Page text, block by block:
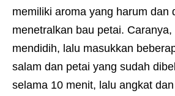
memiliki aroma yang harum dan
menetralkan bau petai.
mendidih, lalu masukkan
salam dan petai yang sudah
selama 10 menit, lalu angkat